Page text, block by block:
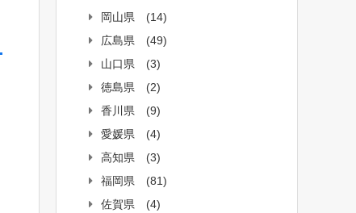
岡山県
(14)
広島県
(49)
山口県
(3)
徳島県
(2)
香川県
(9)
愛媛県
(4)
高知県
(3)
福岡県
(81)
佐賀県
(4)